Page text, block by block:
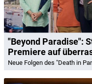
"Beyond Paradise":
Premiere auf
Neue Folgen des "Death in